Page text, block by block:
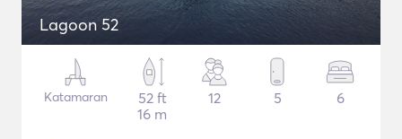
Lagoon 52
Katamaran
52 ft
16 m
12 5 6